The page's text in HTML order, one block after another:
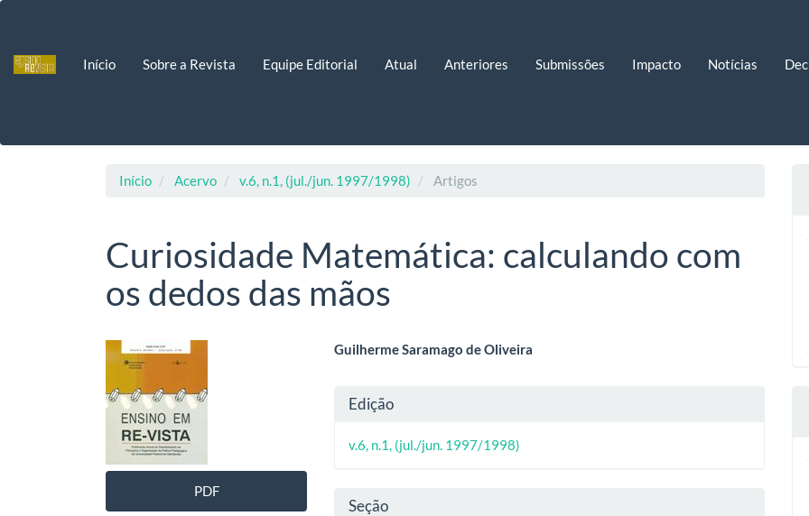
principalInício Sobre a Revista Equipe Editorial Atual Anteriores Submissões Impacto Notícias
Início Acervo v.6, n.1, (jul./jun. 1997/1998) Artigos
Curiosidade Matemática: calculando com
os dedos das mãos
Barra
lateral
de
artigos
PDF
Conteúdo
artigo
principal
Guilherme Saramago de Oliveira
Detalhes
do
artigo
Edição
v.6, n.1, (jul./jun. 1997/1998)
Seção